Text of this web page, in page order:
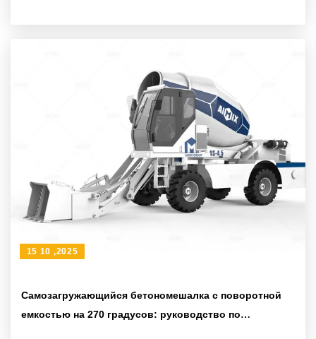
Самозагружающийся бетономешалка с поворотной
емкостью на 270 градусов: руководство по
15 10 ,2025